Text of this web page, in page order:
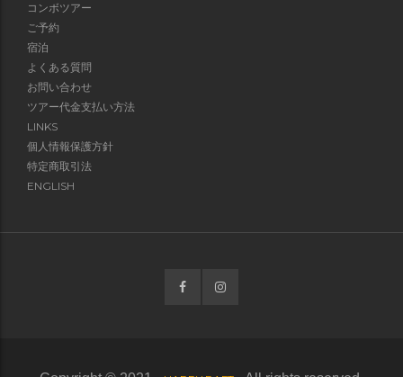
コンボツアー
ご予約
宿泊
よくある質問
お問い合わせ
ツアー代金支払い方法
LINKS
個人情報保護方針
特定商取引法
ENGLISH